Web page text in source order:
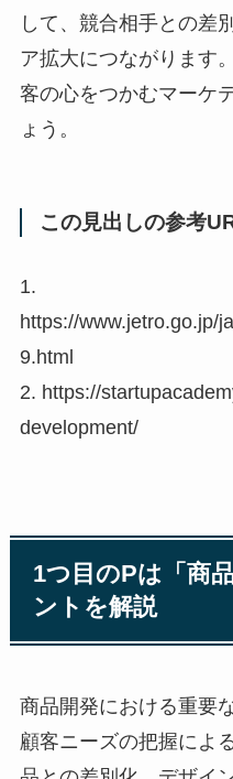
して、競合相手との差
ア拡大につながります
客の心をつかむマーケ
ょう。
この見出しの参考
1.
https://www.jetro.go.jp/
9.html
2. https://
development/
1つ目のPは「商
ントを解説
商品開発における重要
顧客ニーズの把握によ